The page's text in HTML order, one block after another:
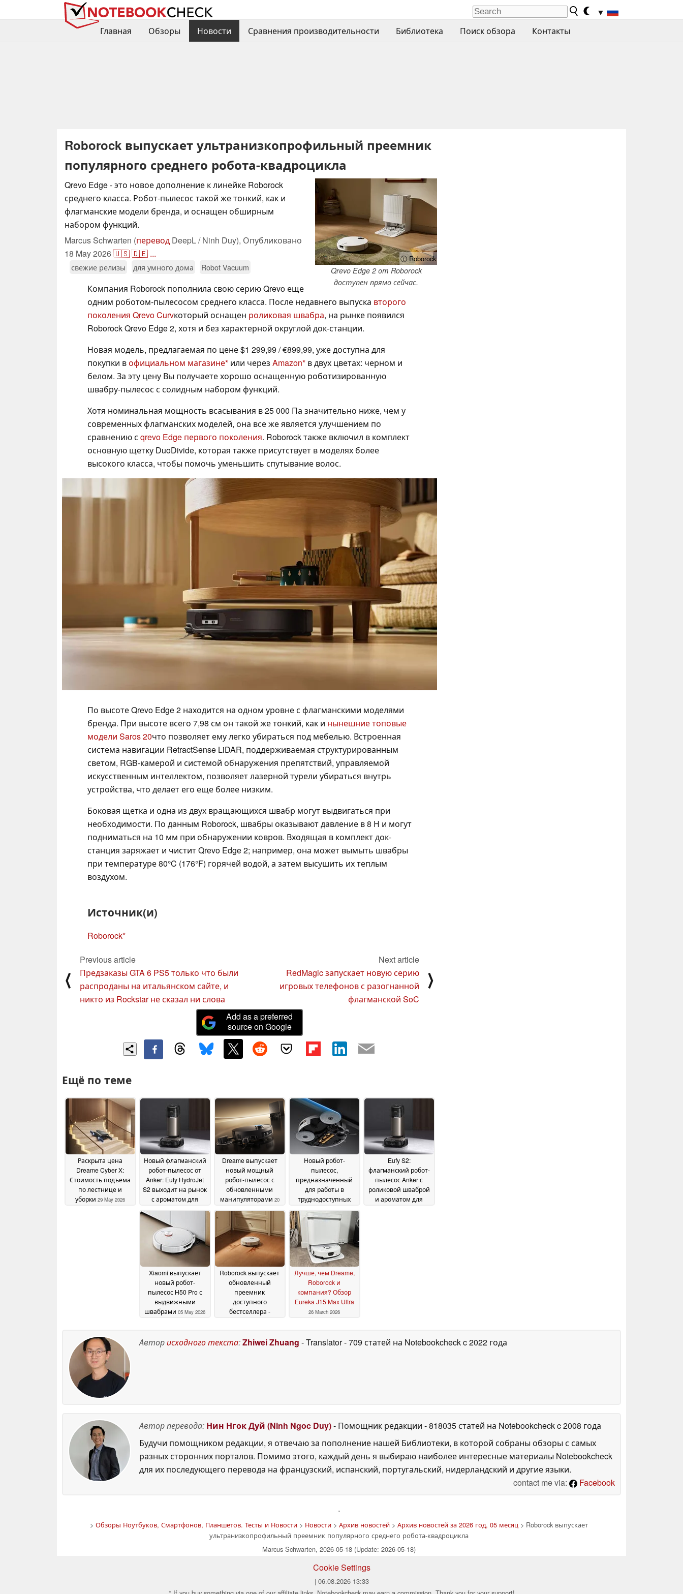
▼
Главная
Обзоры Новости Сравнения производительности Библиотека Поиск обзора Контакты
Roborock выпускает ультранизкопрофильный преемник
популярного среднего робота-квадроцикла
ⓘ Roborock
Qrevo Edge 2 от Roborock
доступен прямо сейчас.
Qrevo Edge - это новое дополнение к линейке Roborock
среднего класса. Робот-пылесос такой же тонкий, как и
флагманские модели бренда, и оснащен обширным
набором функций.
Marcus Schwarten (перевод DeepL / Ninh Duy), Опубликовано
18 May 2026🇺🇸🇩🇪 ...
свежие релизы для умного дома Robot Vacuum
Компания Roborock пополнила свою серию Qrevo еще
одним роботом-пылесосом среднего класса. После недавнего выпуска второго
поколения Qrevo Curvкоторый оснащен роликовая швабра, на рынке появился
Roborock Qrevo Edge 2, хотя и без характерной округлой док-станции.
Новая модель, предлагаемая по цене $1 299,99 / €899,99, уже доступна для
покупки вофициальном магазине или через Amazon в двух цветах: черном и
белом. За эту цену Вы получаете хорошо оснащенную роботизированную
швабру-пылесос с солидным набором функций.
Хотя номинальная мощность всасывания в 25 000 Па значительно ниже, чем у
современных флагманских моделей, она все же является улучшением по
сравнению с qrevo Edge первого поколения. Roborock также включил в комплект
основную щетку DuoDivide, которая также присутствует в моделях более
высокого класса, чтобы помочь уменьшить спутывание волос.
По высоте Qrevo Edge 2 находится на одном уровне с флагманскими моделями
бренда. При высоте всего 7,98 см он такой же тонкий, как и нынешние топовые
модели Saros 20что позволяет ему легко убираться под мебелью. Встроенная
система навигации RetractSense LiDAR, поддерживаемая структурированным
светом, RGB-камерой и системой обнаружения препятствий, управляемой
искусственным интеллектом, позволяет лазерной турели убираться внутрь
устройства, что делает его еще более низким.
Боковая щетка и одна из двух вращающихся швабр могут выдвигаться при
необходимости. По данным Roborock, швабры оказывают давление в 8 Н и могут
подниматься на 10 мм при обнаружении ковров. Входящая в комплект док-
станция заряжает и чистит Qrevo Edge 2; например, она может вымыть швабры
при температуре 80°C (176°F) горячей водой, а затем высушить их теплым
воздухом.
Источник(и)
Roborock
⟨
Previous article
Предзаказы GTA 6 PS5 только что были
распроданы на итальянском сайте, и
никто из Rockstar не сказал ни слова
Next article
RedMagic запускает новую серию
игровых телефонов с разогнанной
флагманской SoC
⟩
Add as a preferred
source on Google
Ещё по теме
Раскрыта цена
Dreame Cyber X:
Стоимость подъема
по лестнице и
уборки 29 May 2026
Новый флагманский
робот-пылесос от
Anker: Eufy HydroJet
S2 выходит на рынок
с ароматом для
роликовой шваброй
22 May 2026
Dreame выпускает
новый мощный
робот-пылесос с
обновленными
манипуляторами 20
May 2026
Новый робот-
пылесос,
предназначенный
для работы в
труднодоступных
рынок с экономией в
Eufy S2:
флагманский робот-
пылесос Anker с
роликовой шваброй
и ароматом для
Xiaomi выпускает
новый робот-
пылесос H50 Pro с
выдвижными
швабрами 05 May 2026
Roborock выпускает
обновленный
преемник
доступного
бестселлера -
Лучше, чем Dreame,
Roborock и
компания? Обзор
Eureka J15 Max Ultra
26 March 2026
Авторисходного текста:Zhiwei Zhuang - Translator- 709 статей на Notebookcheckc 2022 года
Автор перевода: Нин Нгок Дуй (Ninh Ngoc Duy)- Помощник редакции - 818035 статей на Notebookcheckc 2008 года
Будучи помощником редакции, я отвечаю за пополнение нашей Библиотеки, в которой собраны обзоры с самых
разных сторонних порталов. Помимо этого, каждый день я выбираю наиболее интересные материалы Notebookcheck
для их последующего перевода на французский, испанский, португальский, нидерландский и другие языки.
contact me via:
Facebook
'
> Обзоры Ноутбуков, Смартфонов, Планшетов. Тесты и Новости > Новости > Архив новостей > Архив новостей за 2026 год, 05 месяц > Roborock выпускает
ультранизкопрофильный преемник популярного среднего робота-квадроцикла
Marcus Schwarten, 2026-05-18 (Update: 2026-05-18)
Cookie Settings
| 06.08.2026 13:33